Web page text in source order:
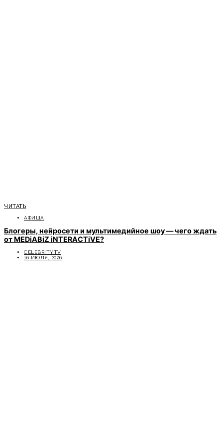
ЧИТАТЬ
АФИША
Блогеры, нейросети и мультимедийное шоу — чего ждать
от MEDiABiZ iNTERACTiVE?
CELEBRITYTV
16 ИЮЛЯ, 2026